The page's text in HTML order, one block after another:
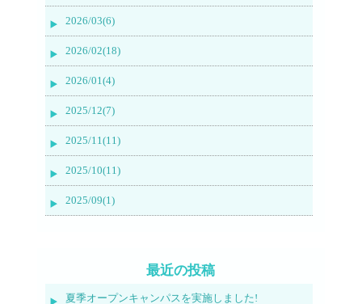
2026/03(6)
2026/02(18)
2026/01(4)
2025/12(7)
2025/11(11)
2025/10(11)
2025/09(1)
最近の投稿
夏季オープンキャンパスを実施しました!